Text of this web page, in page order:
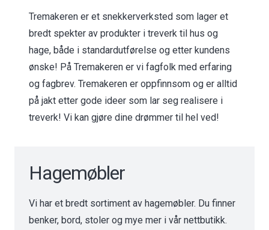
Tremakeren er et snekkerverksted som lager et
bredt spekter av produkter i treverk til hus og
hage, både i standardutførelse og etter kundens
ønske! På Tremakeren er vi fagfolk med erfaring
og fagbrev. Tremakeren er oppfinnsom og er alltid
på jakt etter gode ideer som lar seg realisere i
treverk! Vi kan gjøre dine drømmer til hel ved!
Hagemøbler
Vi har et bredt sortiment av hagemøbler. Du finner
benker, bord, stoler og mye mer i vår nettbutikk.